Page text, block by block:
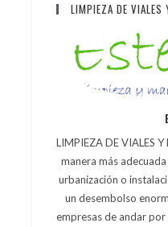
LIMPIEZA DE VIALES
LIMPIEZA DE VIALES Y
manera más
urbanización o
un desembolso
empresas de andar